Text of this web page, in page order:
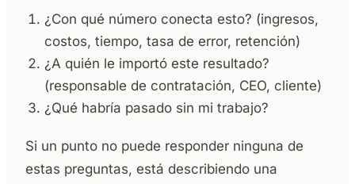
¿Con qué número conecta esto? (ingresos,
costos, tiempo, tasa de error, retención)
¿A quién le importó este resultado?
(responsable de contratación, CEO, cliente)
¿Qué habría pasado sin mi trabajo?
Si un punto no puede responder ninguna de
estas preguntas, está describiendo una